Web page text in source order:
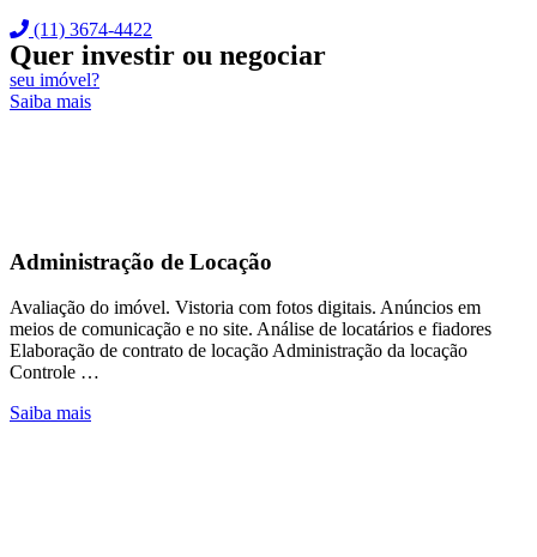
(11) 3674-4422
Quer investir ou negociar
seu imóvel?
Saiba mais
Administração de Locação
Avaliação do imóvel. Vistoria com fotos digitais. Anúncios em
meios de comunicação e no site. Análise de locatários e fiadores
Elaboração de contrato de locação Administração da locação
Controle …
Saiba mais